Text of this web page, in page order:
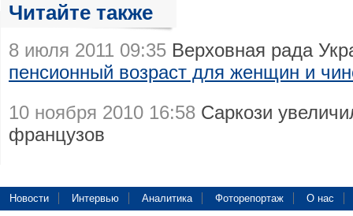
Читайте также
8 июля 2011 09:35 Верховная рада
пенсионный возраст для женщин и
10 ноября 2010 16:58 Саркози
французов
Новости Интервью Аналитика Фоторепортаж О нас